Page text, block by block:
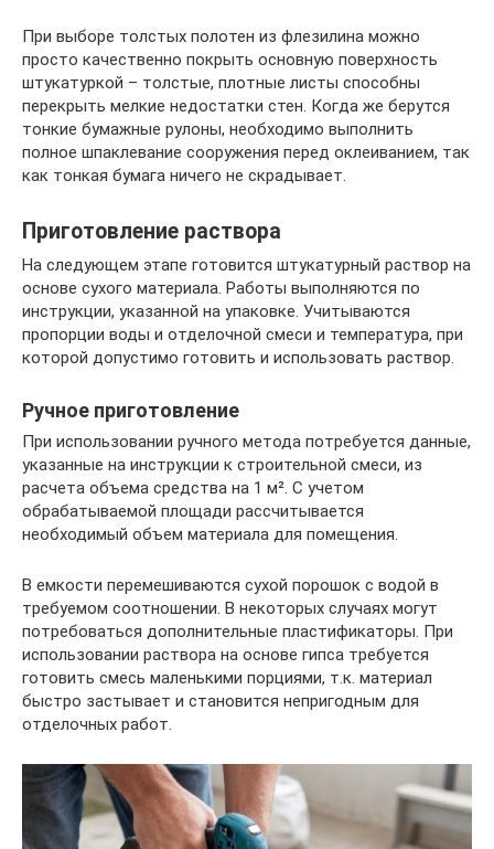
При выборе толстых полотен из флезилина можно
просто качественно покрыть основную поверхность
штукатуркой – толстые, плотные листы способны
перекрыть мелкие недостатки стен. Когда же берутся
тонкие бумажные рулоны, необходимо выполнить
полное шпаклевание сооружения перед оклеиванием, так
как тонкая бумага ничего не скрадывает.
Приготовление раствора
На следующем этапе готовится штукатурный раствор на
основе сухого материала. Работы выполняются по
инструкции, указанной на упаковке. Учитываются
пропорции воды и отделочной смеси и температура, при
которой допустимо готовить и использовать раствор.
Ручное приготовление
При использовании ручного метода потребуется данные,
указанные на инструкции к строительной смеси, из
расчета объема средства на 1 м². С учетом
обрабатываемой площади рассчитывается
необходимый объем материала для помещения.
В емкости перемешиваются сухой порошок с водой в
требуемом соотношении. В некоторых случаях могут
потребоваться дополнительные пластификаторы. При
использовании раствора на основе гипса требуется
готовить смесь маленькими порциями, т.к. материал
быстро застывает и становится непригодным для
отделочных работ.